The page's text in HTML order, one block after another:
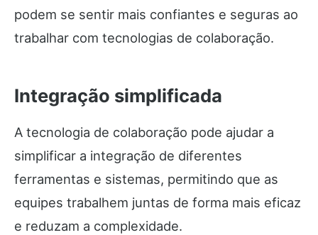
podem se sentir mais confiantes e seguras ao
trabalhar com tecnologias de colaboração.
Integração simplificada
A tecnologia de colaboração pode ajudar a
simplificar a integração de diferentes
ferramentas e sistemas, permitindo que as
equipes trabalhem juntas de forma mais eficaz
e reduzam a complexidade.